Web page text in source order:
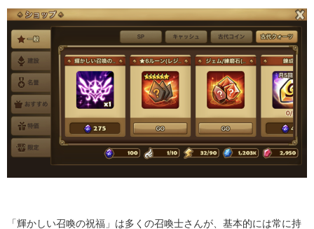
「輝かしい召喚の祝福」は多くの召喚士さんが、基本的には常に持